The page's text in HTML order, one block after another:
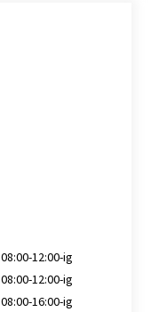
08:00-12:00-ig
08:00-12:00-ig
08:00-16:00-ig